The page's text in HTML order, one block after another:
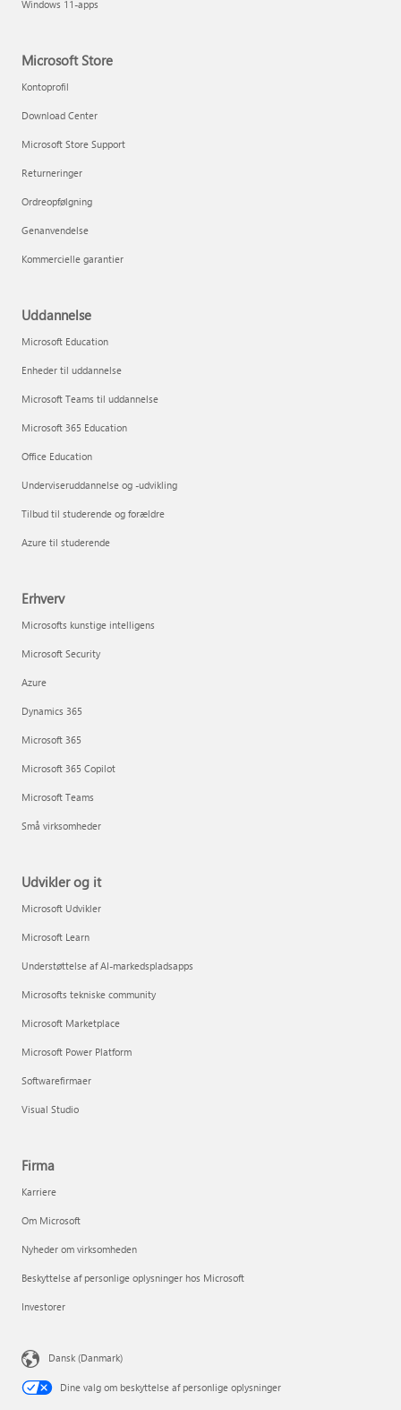
Windows 11-apps
Microsoft Store
Kontoprofil
Download Center
Microsoft Store Support
Returneringer
Ordreopfølgning
Genanvendelse
Kommercielle garantier
Uddannelse
Microsoft Education
Enheder til uddannelse
Microsoft Teams til uddannelse
Microsoft 365 Education
Office Education
Underviseruddannelse og -udvikling
Tilbud til studerende og forældre
Azure til studerende
Erhverv
Microsofts kunstige intelligens
Microsoft Security
Azure
Dynamics 365
Microsoft 365
Microsoft 365 Copilot
Microsoft Teams
Små virksomheder
Udvikler og it
Microsoft Udvikler
Microsoft Learn
Understøttelse af AI-markedspladsapps
Microsofts tekniske community
Microsoft Marketplace
Microsoft Power Platform
Softwarefirmaer
Visual Studio
Firma
Karriere
Om Microsoft
Nyheder om virksomheden
Beskyttelse af personlige oplysninger hos Microsoft
Investorer
Dansk (Danmark)
Dine valg om beskyttelse af personlige oplysninger